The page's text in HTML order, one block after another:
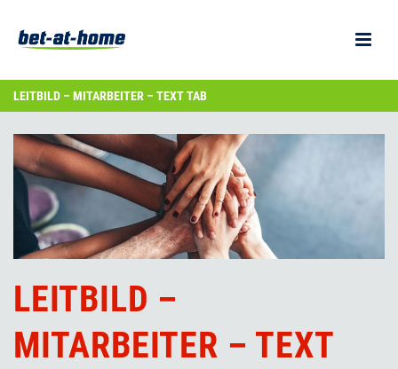
LEITBILD – MITARBEITER – TEXT TAB
LEITBILD –
MITARBEITER – TEXT